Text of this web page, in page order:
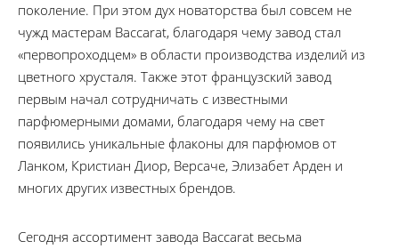
поколение. При этом дух новаторства был совсем не
чужд мастерам Baccarat, благодаря чему завод стал
«первопроходцем» в области производства изделий из
цветного хрусталя. Также этот французский завод
первым начал сотрудничать с известными
парфюмерными домами, благодаря чему на свет
появились уникальные флаконы для парфюмов от
Ланком, Кристиан Диор, Версаче, Элизабет Арден и
многих других известных брендов.
Сегодня ассортимент завода Baccarat весьма